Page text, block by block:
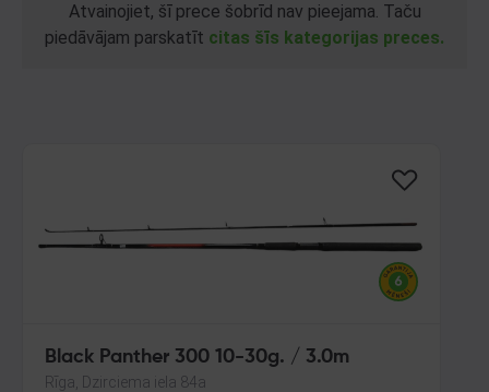
Atvainojiet, šī prece šobrīd nav pieejama. Taču
piedāvājam parskatīt citas šīs kategorijas preces.
Black Panther 300 10-30g. / 3.0m
Rīga, Dzirciema iela 84a